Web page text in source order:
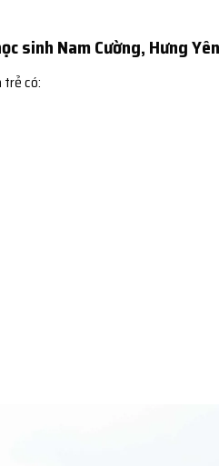
sinh Nam Cường, Hưng
trẻ có: